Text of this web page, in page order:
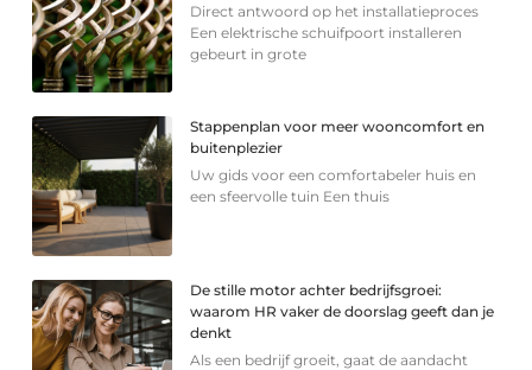
Direct antwoord op het installatieproces
Een elektrische schuifpoort installeren
gebeurt in grote
Stappenplan voor meer wooncomfort en
buitenplezier
Uw gids voor een comfortabeler huis en
een sfeervolle tuin Een thuis
De stille motor achter bedrijfsgroei:
waarom HR vaker de doorslag geeft dan je
denkt
Als een bedrijf groeit, gaat de aandacht